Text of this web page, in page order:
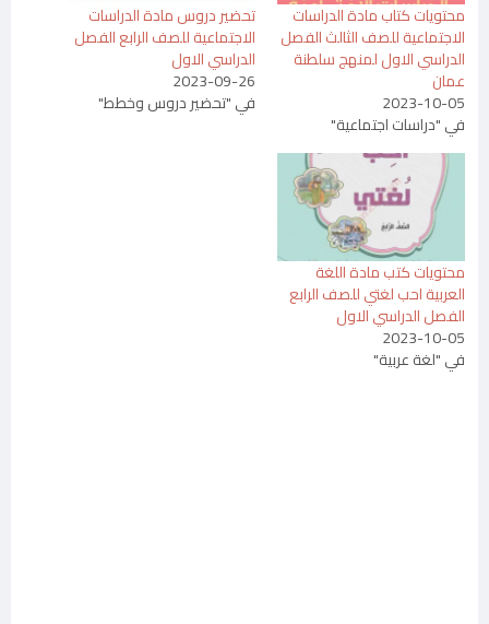
محتويات كتاب مادة الدراسات
الاجتماعية للصف الثالث الفصل
الدراسي الاول لمنهج سلطنة
عمان
2023-10-05
في "دراسات اجتماعية"
تحضير دروس مادة الدراسات
الاجتماعية للصف الرابع الفصل
الدراسي الاول
2023-09-26
في "تحضير دروس وخطط"
محتويات كتب مادة اللغة
العربية احب لغتي للصف الرابع
الفصل الدراسي الاول
2023-10-05
في "لغة عربية"